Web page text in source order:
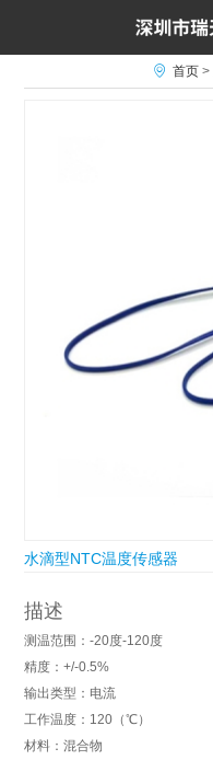
首页>
水滴型NTC温度传感器
描述
测温范围：-20度-120度
精度：+/-0.5%
输出类型：电流
工作温度：120（℃）
材料：混合物